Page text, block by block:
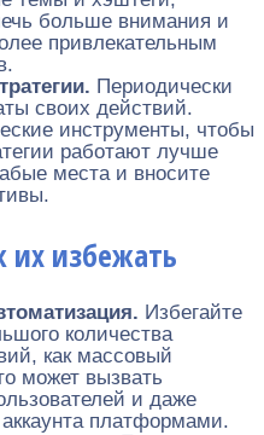
больше внимания и
привлекательным
Периодически
своих действий.
инструменты, чтобы
работают лучше
места и вносите
избежать
Избегайте
количества
как массовый
может вызвать
и даже
платформами.